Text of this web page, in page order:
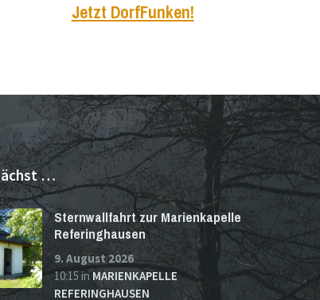
Jetzt DorfFunken!
…
Sternwallfahrt zur Marienkapelle
Referinghausen
9. August 2026
10:15inMARIENKAPELLE
REFERINGHAUSEN